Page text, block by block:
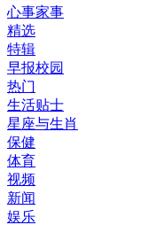
心事家事
精选
特辑
早报校园
热门
生活贴士
星座与生肖
保健
体育
视频
新闻
娱乐